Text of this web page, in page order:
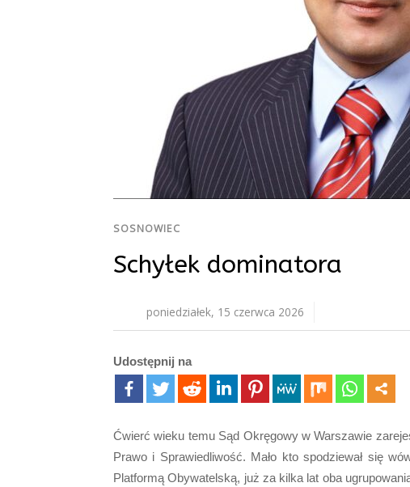
SOSNOWIEC
Schyłek dominatora
poniedziałek, 15 czerwca 2026
Udostępnij na
Ćwierć wieku temu Sąd Okręgowy w Warszawie
Prawo i Sprawiedliwość. Mało kto spodziewał się
Platformą Obywatelską, już za kilka lat oba